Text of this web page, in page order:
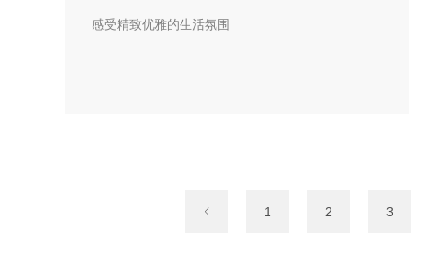
感受精致优雅的生活氛围
1 2 3